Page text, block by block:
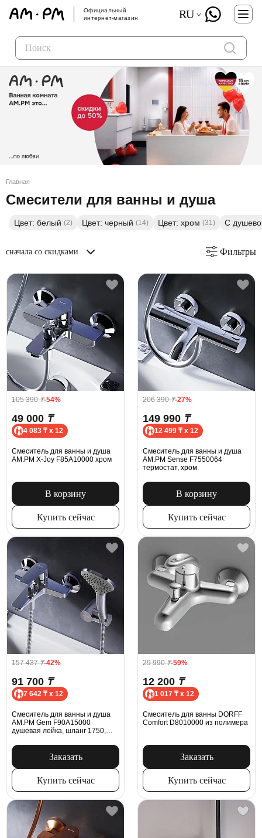
Официальный
интернет-магазин
RU
Главная
Смесители для ванны и душа
Цвет: белый (2) Цвет: черный (14) Цвет: хром (31) С
сначала со скидками Фильтры
105 390₸-54%
49 000 ₸
4 083 ₸ x 12
Смеситель для ванны и душа
AM.PM X-Joy F85A10000 хром
В корзину
Купить сейчас
206 390₸-27%
149 990 ₸
12 499 ₸ x 12
Смеситель для ванны и душа
AM.PM Sense F7550064
термостат, хром
В корзину
Купить сейчас
157 437₸-42%
91 700 ₸
7 642 ₸ x 12
Смеситель для ванны и душа
AM.PM Gem F90A15000
душевая лейка, шланг 1750,
Заказать
Купить сейчас
29 990₸-59%
12 200 ₸
1 017 ₸ x 12
Смеситель для ванны DORFF
Comfort D8010000 из полимера
Заказать
Купить сейчас